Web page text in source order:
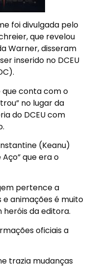
foi divulgada pelo
que revelou
Warner, disseram
inserido no DCEU
que conta com o
no lugar da
do DCEU com
(Keanu)
que era o
pertence a
e animações é muito
da editora.
oficiais a
trazia mudanças